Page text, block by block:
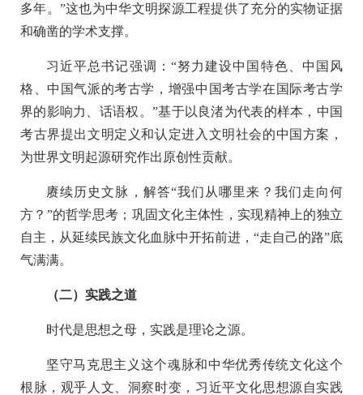
多年。”这也为中华文明探源工程提供了充分的实物证据
和确凿的学术支撑。
习近平总书记强调：“努力建设中国特色、中国风
格、中国气派的考古学，增强中国考古学在国际考古学
界的影响力、话语权。”基于以良渚为代表的样本，中国
考古界提出文明定义和认定进入文明社会的中国方案，
为世界文明起源研究作出原创性贡献。
赓续历史文脉，解答“我们从哪里来？我们走向何
方？”的哲学思考；巩固文化主体性，实现精神上的独立
自主，从延续民族文化血脉中开拓前进，“走自己的路”底
气满满。
（二）实践之道
时代是思想之母，实践是理论之源。
坚守马克思主义这个魂脉和中华优秀传统文化这个
根脉，观乎人文、洞察时变，习近平文化思想源自实践